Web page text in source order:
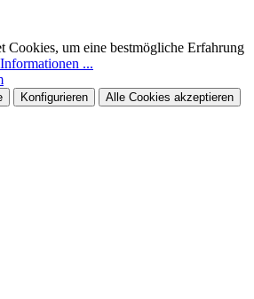
Cookies, um eine bestmögliche Erfahrung
...
Konfigurieren Alle Cookies akzeptieren